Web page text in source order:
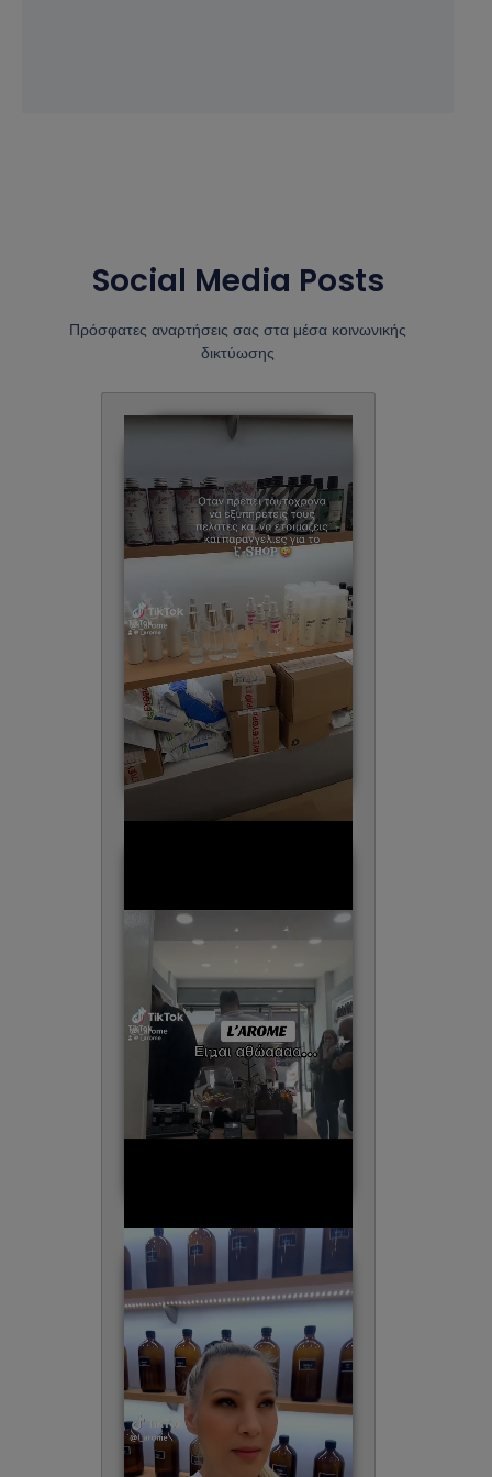
Social Media Posts
Πρόσφατες αναρτήσεις σας στα μέσα κοινωνικής
δικτύωσης